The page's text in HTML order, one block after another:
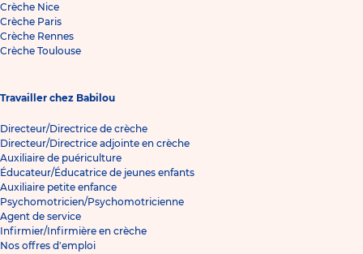
Crèche Nice
Crèche Paris
Crèche Rennes
Crèche Toulouse
Travailler chez Babilou
Directeur/Directrice de crèche
Directeur/Directrice adjointe en crèche
Auxiliaire de puériculture
Éducateur/Éducatrice de jeunes enfants
Auxiliaire petite enfance
Psychomotricien/Psychomotricienne
Agent de service
Infirmier/Infirmière en crèche
Nos offres d'emploi